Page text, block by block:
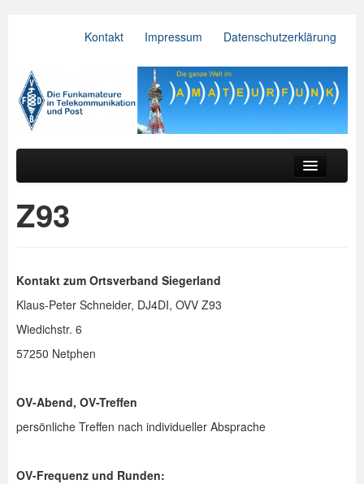
Kontakt Impressum Datenschutzerklärung
VFDB e.V.
Hauptmenü
Der Verein
BV & OV
Relais
Downloads
Login
Z93
Kontakt zum Ortsverband Siegerland
Klaus-Peter Schneider, DJ4DI, OVV Z93
Wiedichstr. 6
57250 Netphen
OV-Abend, OV-Treffen
persönliche Treffen nach individueller Absprache
OV-Frequenz und Runden: